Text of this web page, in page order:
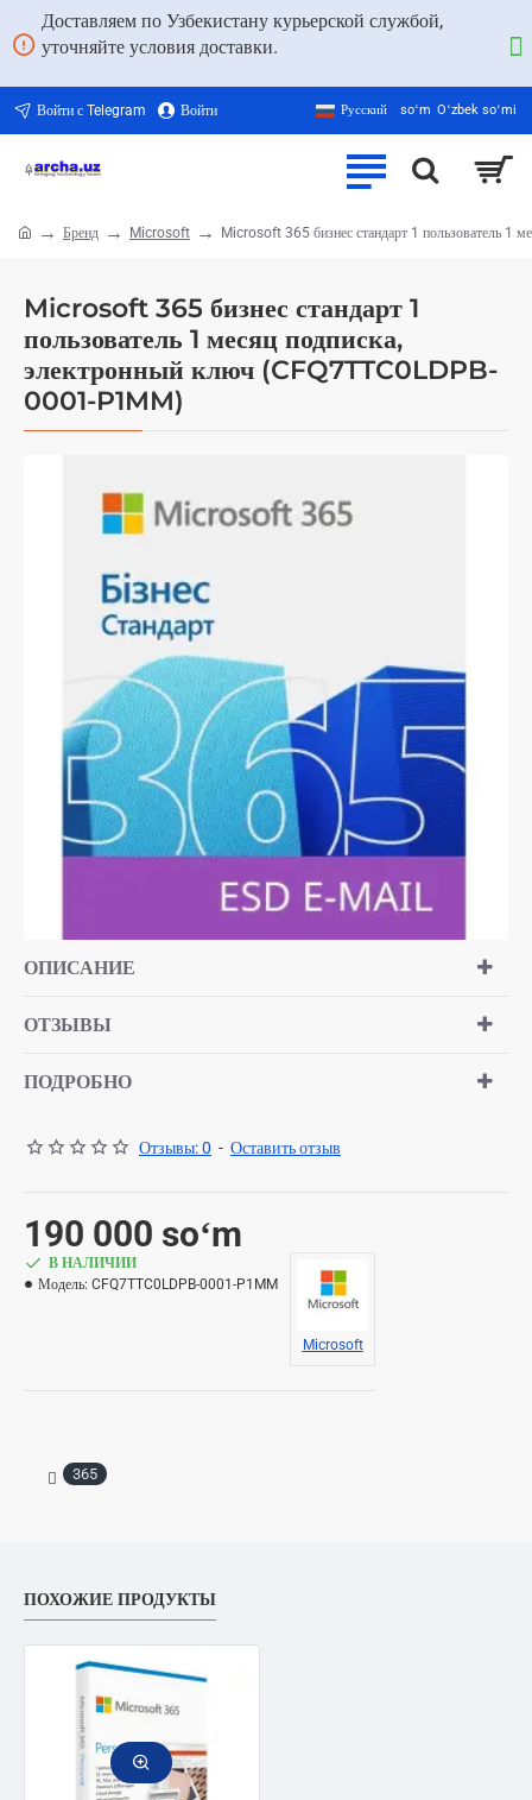
Доставляем по Узбекистану курьерской службой,
уточняйте условия доставки.
Войти с Telegram Войти Русский soʻm Oʻzbek soʻmi
Microsoft 365 бизнес стандарт 1
пользователь 1 месяц подписка,
электронный ключ (CFQ7TTC0LDPB-
0001-P1MM)
Бренд Microsoft Microsoft 365 бизнес стандарт 1 пользователь 1
ТОП БРЕНД
ОПИСАНИЕ
ОТЗЫВЫ
ПОДРОБНО
Отзывы: 0 - Оставить отзыв
190 000 soʻm
В НАЛИЧИИ
Модель: CFQ7TTC0LDPB-0001-P1MM
Microsoft
365
ПОХОЖИЕ ПРОДУКТЫ